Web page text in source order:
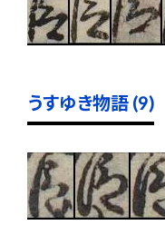
うすゆき物語 (9)